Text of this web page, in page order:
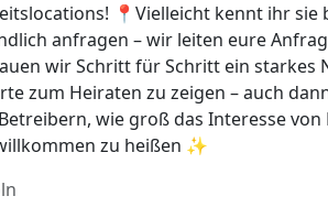
📍Vielleicht kennt ihr
anfragen – wir leiten eure
wir Schritt für Schritt ein
zum Heiraten zu zeigen – auch
wie groß das Interesse
zu heißen ✨